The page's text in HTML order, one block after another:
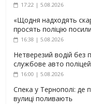
17:22 | 5.08.2026
«Щодня надходять
просять поліцію
16:38 | 5.08.2026
Нетверезий водій без
службове авто
16:00 | 5.08.2026
Спека у Тернополі: де
вулиці поливають